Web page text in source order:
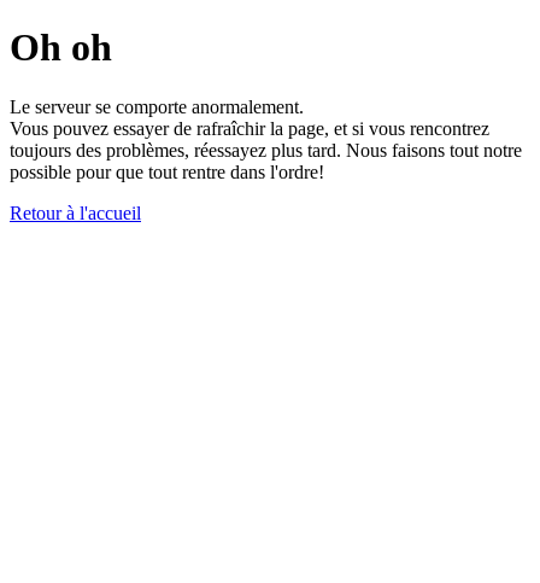
Oh oh
Le serveur se comporte anormalement.
Vous pouvez essayer de rafraîchir la page, et si vous rencontrez
toujours des problèmes, réessayez plus tard. Nous faisons tout notre
possible pour que tout rentre dans l'ordre!
Retour à l'accueil